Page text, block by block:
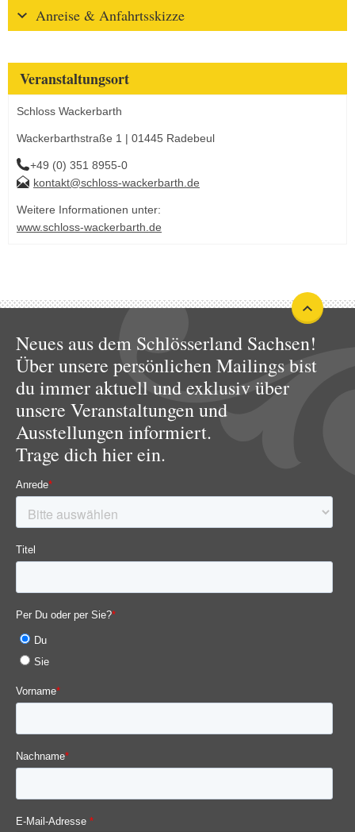
Anreise & Anfahrtsskizze
Veranstaltungsort
Schloss Wackerbarth
Wackerbarthstraße 1 | 01445 Radebeul
+49 (0) 351 8955-0
kontakt@schloss-wackerbarth.de
Weitere Informationen unter:
www.schloss-wackerbarth.de
Neues aus dem Schlösserland Sachsen!
Über unsere persönlichen Mailings bist
du immer aktuell und exklusiv über
unsere Veranstaltungen und
Ausstellungen informiert.
Trage dich hier ein.